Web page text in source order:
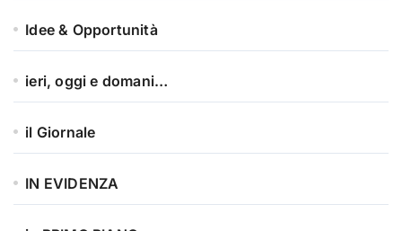
Idee & Opportunità
ieri, oggi e domani…
il Giornale
IN EVIDENZA